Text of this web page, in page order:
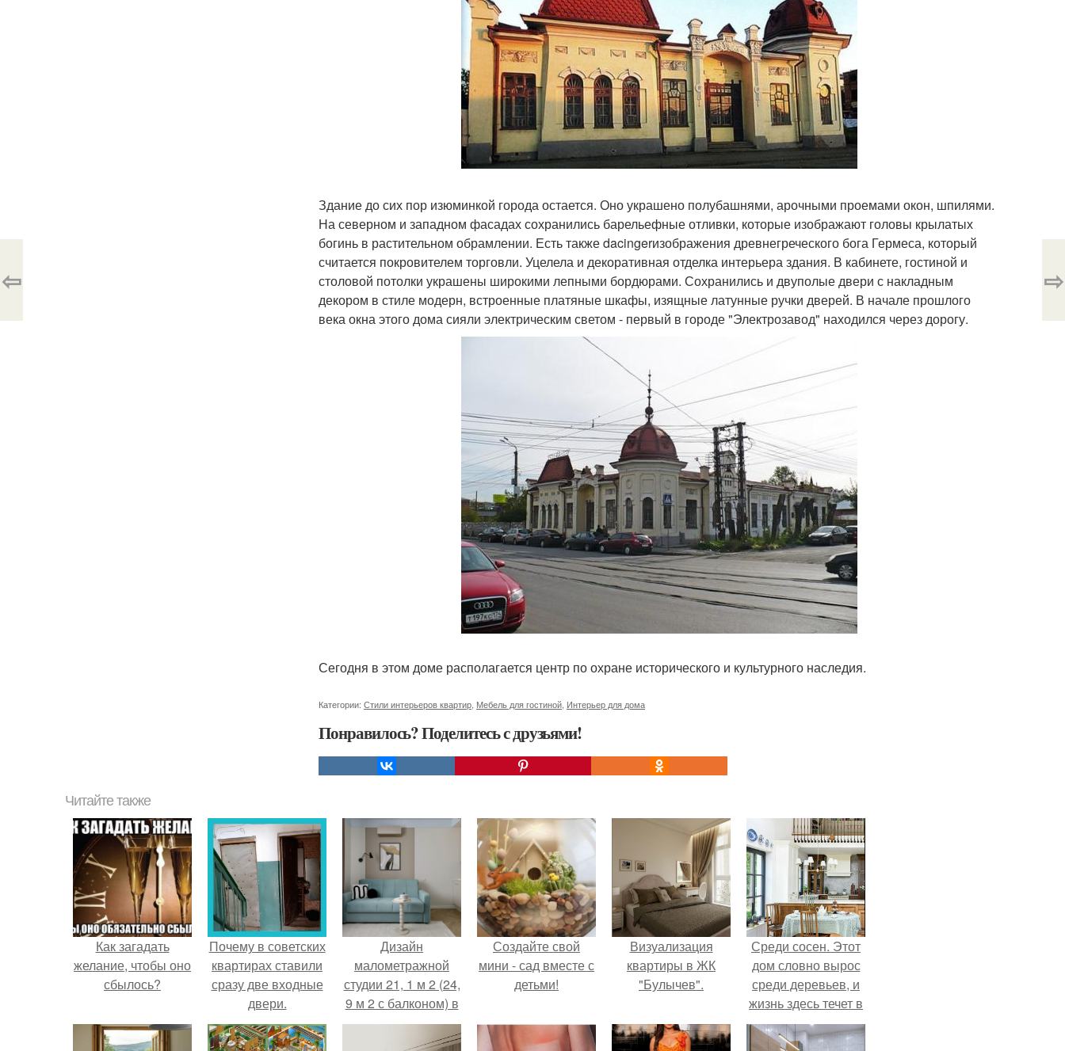
Здание до сих пор изюминкой города остается. Оно украшено полубашнями, арочными проемами окон, шпилями.
На северном и западном фасадах сохранились барельефные отливки, которые изображают головы крылатых
богинь в растительном обрамлении. Есть также dacingerизображения древнегреческого бога Гермеса, который
считается покровителем торговли. Уцелела и декоративная отделка интерьера здания. В кабинете, гостиной и
столовой потолки украшены широкими лепными бордюрами. Сохранились и двуполые двери с накладным
декором в стиле модерн, встроенные платяные шкафы, изящные латунные ручки дверей. В начале прошлого
века окна этого дома сияли электрическим светом - первый в городе "Электрозавод" находился через дорогу.
Сегодня в этом доме располагается центр по охране исторического и культурного наследия.
Категории: Стили интерьеров квартир Мебель для гостиной Интерьер для дома
Понравилось? Поделитесь с друзьями!
⇦ ⇨
Читайте также
Как загадать
желание, чтобы оно
сбылось?
Почему в советских
квартирах ставили
сразу две входные
двери.
Дизайн
малометражной
студии 21, 1 м 2 (24,
9 м 2 с балконом) в
Краснодаре.
Создайте свой
мини - сад вместе с
детьми!
Визуализация
квартиры в ЖК
"Булычев".
Среди сосен. Этот
дом словно вырос
среди деревьев, и
жизнь здесь течет в
собственном ритме
- спокойно, без